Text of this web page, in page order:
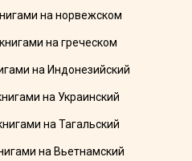
на норвежском
на греческом
на Индонезийский
на Украинский
на Тагальский
на Вьетнамский